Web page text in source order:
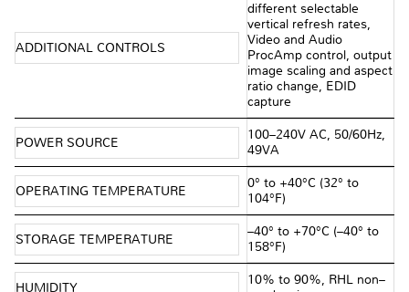
ADDITIONAL CONTROLS
different selectable
vertical refresh rates,
Video and Audio
ProcAmp control, output
image scaling and aspect
ratio change, EDID
capture
POWER SOURCE
100–240V AC, 50/60Hz,
49VA
OPERATING TEMPERATURE
0° to +40°C (32° to
104°F)
STORAGE TEMPERATURE
–40° to +70°C (–40° to
158°F)
HUMIDITY
10% to 90%, RHL non–